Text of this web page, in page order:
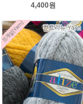
4,400원